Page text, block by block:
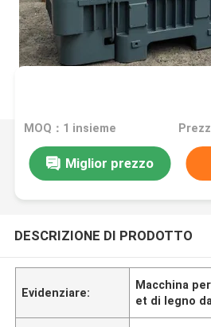
MOQ：1 insieme
Miglior prezzo
DESCRIZIONE DI PRODOTTO
Evidenziare:
Macchina
et di legno